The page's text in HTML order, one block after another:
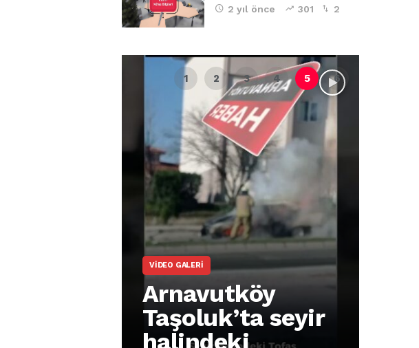
2 yıl önce 301 2
VIDEO GALERI
Arnavutköy
Taşoluk’ta seyir
halindeki